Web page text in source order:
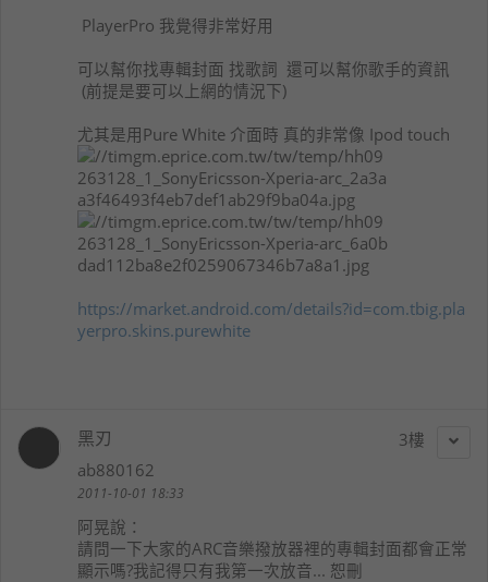
PlayerPro 我覺得非常好用
可以幫你找專輯封面 找歌詞 還可以幫你歌手的資訊
(前提是要可以上網的情況下)
尤其是用Pure White 介面時 真的非常像 Ipod touch
https://market.android.com/details?id=com.tbig.pla
yerpro.skins.purewhite
3
黑刃
ab880162
2011-10-01 18:33
阿晃說：
請問一下大家的ARC音樂撥放器裡的專輯封面都會正常
顯示嗎?我記得只有我第一次放音... 恕刪